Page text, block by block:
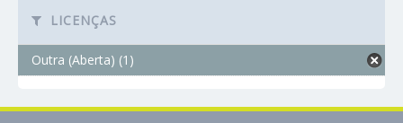
LICENÇAS
Outra (Aberta) (1)